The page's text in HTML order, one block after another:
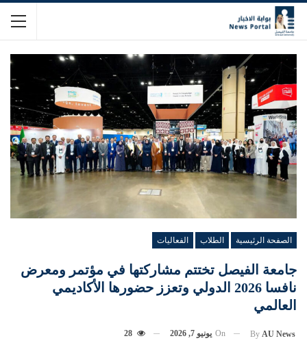
الصفحة الرئيسية الطلاب الفعاليات
جامعة الفيصل تختتم مشاركتها في مؤتمر ومعرض
نافسا 2026 الدولي وتعزز حضورها الأكاديمي
العالمي
By AU News
On يونيو 7, 2026 28